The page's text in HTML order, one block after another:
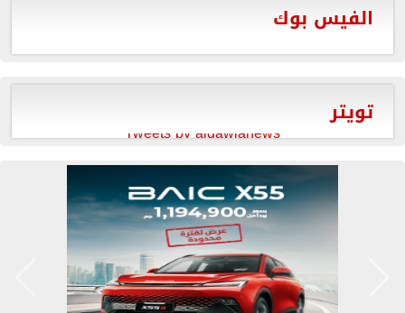
الفيس بوك
تويتر
Tweets by aldawlanews